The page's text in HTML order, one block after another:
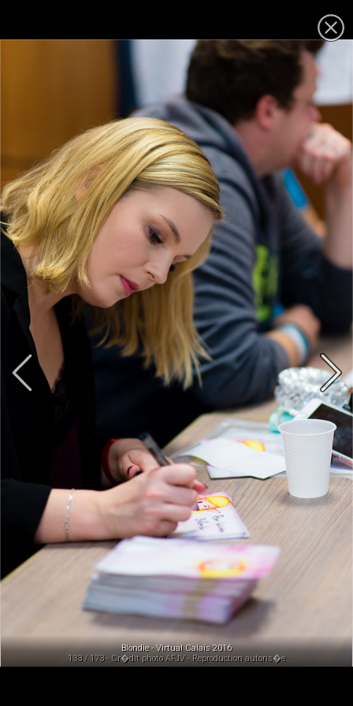
Blondie - Virtual Calais 2016
133 / 173 - Cr�dit photo AFJV - Reproduction autoris�e